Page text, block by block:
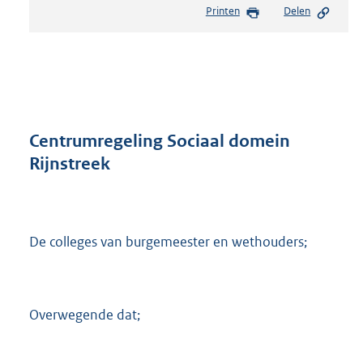
s
r
:
Printen Delen
Centrumregeling Sociaal domein
Rijnstreek
De colleges van burgemeester en wethouders;
Overwegende dat;